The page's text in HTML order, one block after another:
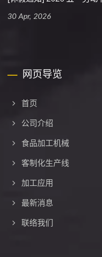
30 Apr, 2026
网页导览
首页
公司介绍
食品加工机械
客制化生产线
加工应用
最新消息
联络我们